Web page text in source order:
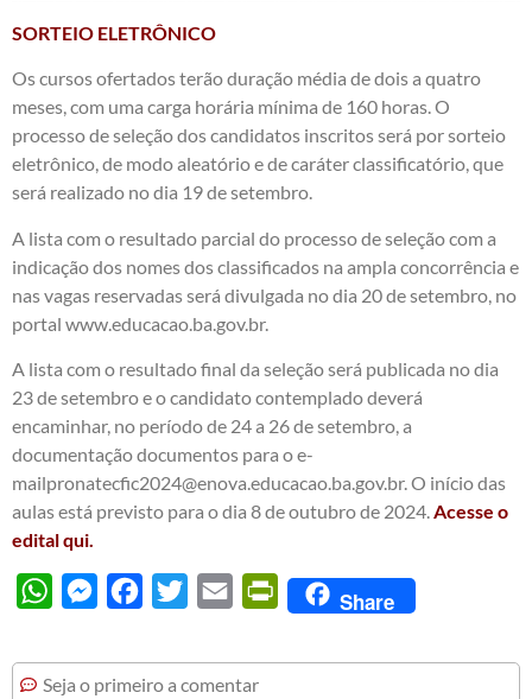
SORTEIO ELETRÔNICO
Os cursos ofertados terão duração média de dois a quatro
meses, com uma carga horária mínima de 160 horas. O
processo de seleção dos candidatos inscritos será por sorteio
eletrônico, de modo aleatório e de caráter classificatório, que
será realizado no dia 19 de setembro.
A lista com o resultado parcial do processo de seleção com a
indicação dos nomes dos classificados na ampla concorrência e
nas vagas reservadas será divulgada no dia 20 de setembro, no
portal www.educacao.ba.gov.br.
A lista com o resultado final da seleção será publicada no dia
23 de setembro e o candidato contemplado deverá
encaminhar, no período de 24 a 26 de setembro, a
documentação documentos para o e-
mailpronatecfic2024@enova.educacao.ba.gov.br. O início das
aulas está previsto para o dia 8 de outubro de 2024.Acesse o
edital qui.
WhatsAppMessengerFacebook
Twitter Email PrintFriendly
Share
Seja o primeiro a comentar